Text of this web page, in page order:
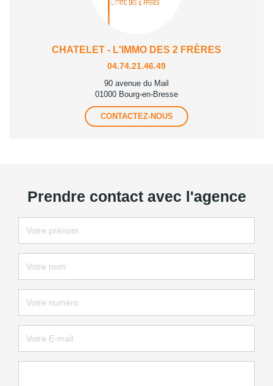
CHATELET - L'IMMO DES 2 FRÈRES
04.74.21.46.49
90 avenue du Mail
01000 Bourg-en-Bresse
CONTACTEZ-NOUS
Prendre contact avec l'agence